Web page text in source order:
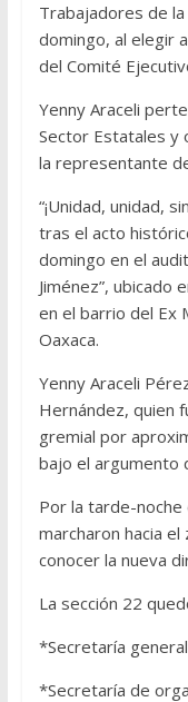
Trabajadores de
domingo, al elegir
del Comité
Yenny Araceli
Sector Estatales y
la representante
“¡Unidad, unidad,
tras el acto
domingo en el
Jiménez”, ubicado
en el barrio del Ex
Oaxaca.
Yenny Araceli
Hernández, quien
gremial por
bajo el argumento
Por la tarde-
marcharon hacia
conocer la nueva
La sección 22
*Secretaría
*Secretaría de